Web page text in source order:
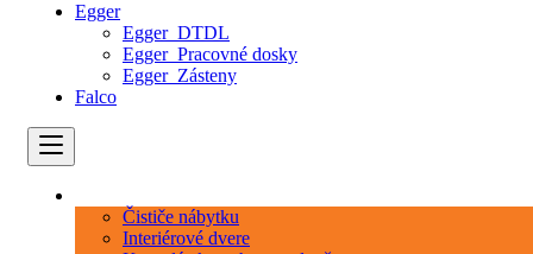
Egger
Egger_DTDL
Egger_Pracovné dosky
Egger_Zásteny
Falco
Čističe nábytku
Interiérové dvere